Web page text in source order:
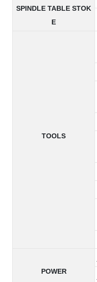
SPINDLE TABLE STOK
E
TOOLS
POWER